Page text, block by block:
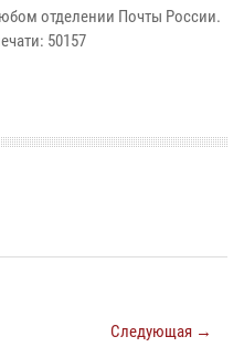
отделении Почты России.
50157
Следующая →